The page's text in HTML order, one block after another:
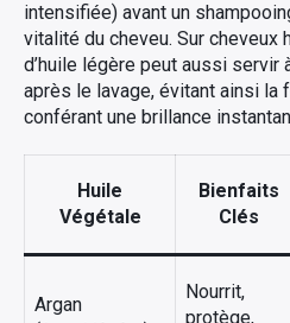
intensifiée) avant un
vitalité du cheveu. Sur cheveux
d’huile légère peut aussi servir
après le lavage, évitant ainsi
conférant une brillance
Huile
Végétale
Bienfaits
Clés
Argan
Nourrit,
protège,